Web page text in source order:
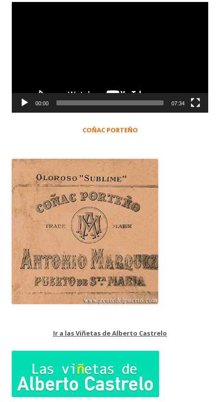
00:00 07:34
COÑAC PORTEÑO
Ir a las Viñetas de Alberto Castrelo